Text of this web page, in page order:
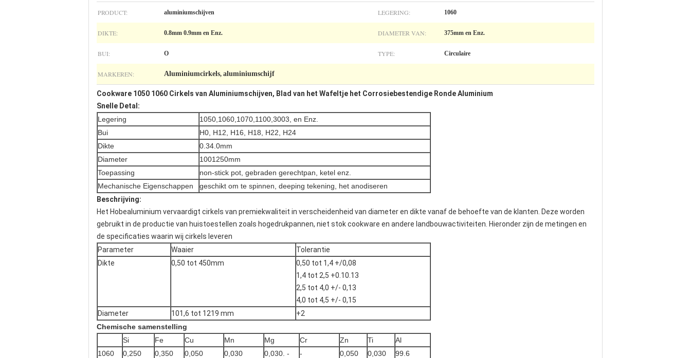
PRODUCT: aluminiumschijven LEGERING: 1060
DIKTE: 0.8mm 0.9mm en Enz. DIAMETER VAN: 375mm en Enz.
BUI: O TYPE: Circulaire
MARKEREN: Aluminiumcirkels, aluminiumschijf
Cookware 1050 1060 Cirkels van Aluminiumschijven, Blad van het Wafeltje het Corrosiebestendige Ronde Aluminium
Snelle Detal:
Legering
1050,1060,1070,1100,3003, en Enz.
Bui
H0, H12, H16, H18, H22, H24
Dikte
0.34.0mm
Diameter
1001250mm
Toepassing
non-stick pot, gebraden gerechtpan, ketel enz.
Mechanische Eigenschappen
geschikt om te spinnen, deeping tekening, het anodiseren
Beschrijving:
Het Hobealuminium vervaardigt cirkels van premiekwaliteit in verscheidenheid van diameter en dikte vanaf de behoefte van de klanten. Deze worden
gebruikt in de productie van huistoestellen zoals hogedrukpannen, niet stok cookware en andere landbouwactiviteiten. Hieronder zijn de metingen en
de specificaties waarin wij cirkels leveren
Parameter
Waaier
Tolerantie
Dikte
0,50 tot 450mm
0,50 tot 1,4 +/0,08
1,4 tot 2,5 +0.10.13
2,5 tot 4,0 +/- 0,13
4,0 tot 4,5 +/- 0,15
Diameter
101,6 tot 1219 mm
+2
Chemische samenstelling
Si
Fe Cu Mn Mg Cr Zn Ti
Al
1060
0,250 0,350 0,050 0,030 0,030. - - 0,050 0,030
99.6